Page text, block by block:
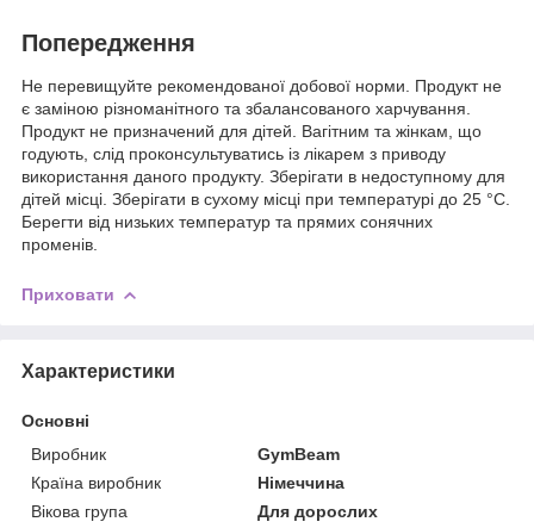
Попередження
Не перевищуйте рекомендованої добової норми. Продукт не
є заміною різноманітного та збалансованого харчування.
Продукт не призначений для дітей. Вагітним та жінкам, що
годують, слід проконсультуватись із лікарем з приводу
використання даного продукту. Зберігати в недоступному для
дітей місці. Зберігати в сухому місці при температурі до 25 °C.
Берегти від низьких температур та прямих сонячних
променів.
Приховати
Характеристики
Основні
Виробник
GymBeam
Країна виробник
Німеччина
Вікова група
Для дорослих